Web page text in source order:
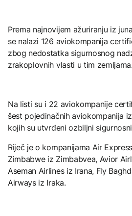
Prema najnovijem ažuriranju iz
se nalazi 126 aviokompanija
zbog nedostatka sigurnosnog
zrakoplovnih vlasti u tim zemljama.
Na listi su i 22 aviokompanije
šest pojedinačnih aviokompanija
kojih su utvrđeni ozbiljni
Riječ je o kompanijama Air
Zimbabwe iz Zimbabvea, Avior
Aseman Airlines iz Irana, Fly
Airways iz Iraka.